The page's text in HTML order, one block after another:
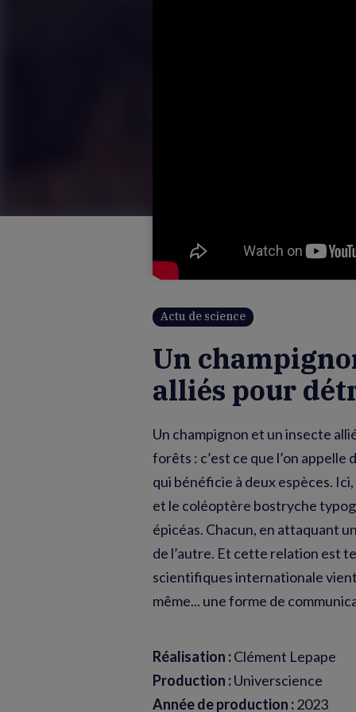
Actu de science
Un
alliés pour
Un champignon et un insecte
forêts : c’est ce que l’on
qui bénéficie à deux espèces.
et le coléoptère bostryche
épicéas. Chacun, en attaquant
de l’autre. Et cette relation est
scientifiques internationale
même... une forme de
Réalisation :Clément Lepape
Production :Universcience
Année de production :2023